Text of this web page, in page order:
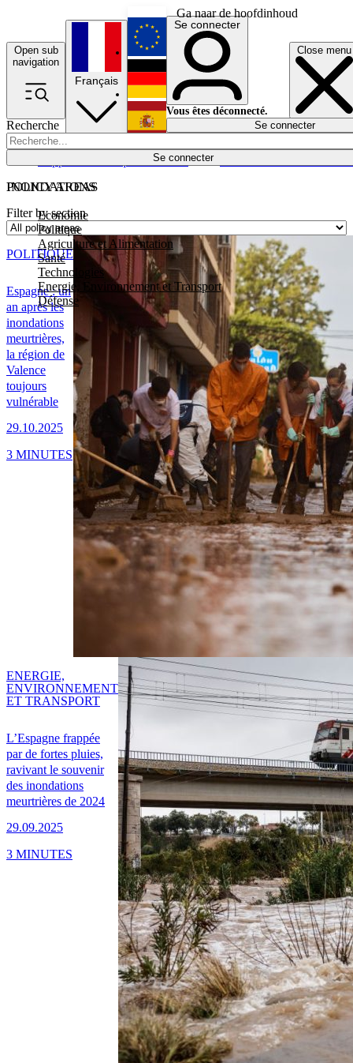
Ga naar de hoofdinhoud
Open sub
navigation
Close menu
Recherche
Se connecter
POLICY AREAS
Economie
Politique
Agriculture et Alimentation
Santé
Technologies
Energie, Environnement et Transport
Défense
Économie
Français
English
Deutsch
Español
Se connecter
Vous êtes déconnecté.
Se connecter
INONDATIONS
Filter by section
Espagne : un
an après les
inondations
meurtrières,
la région de
Valence
toujours
vulnérable
29.10.2025
POLITIQUE
3 MINUTES
L’Espagne frappée
par de fortes pluies,
ravivant le souvenir
des inondations
meurtrières de 2024
29.09.2025
ENERGIE,
ENVIRONNEMENT
ET TRANSPORT
3 MINUTES